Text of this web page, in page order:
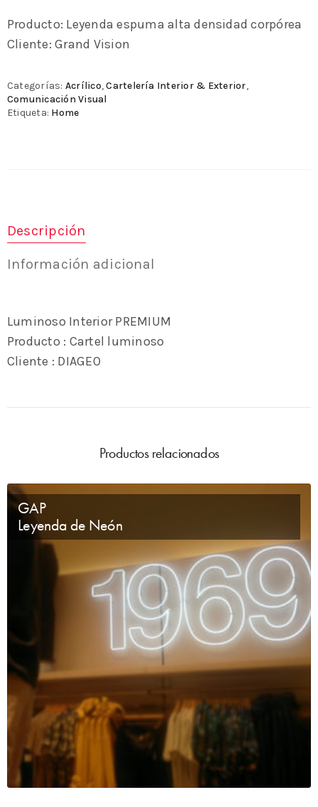
Producto: Leyenda espuma alta densidad corpórea
Cliente: Grand Vision
Categorías: Acrílico,Cartelería Interior & Exterior,
Comunicación Visual
Etiqueta: Home
Descripción
Información adicional
Luminoso Interior PREMIUM
Producto : Cartel luminoso
Cliente : DIAGEO
Productos relacionados
GAP
Leyenda de Neón